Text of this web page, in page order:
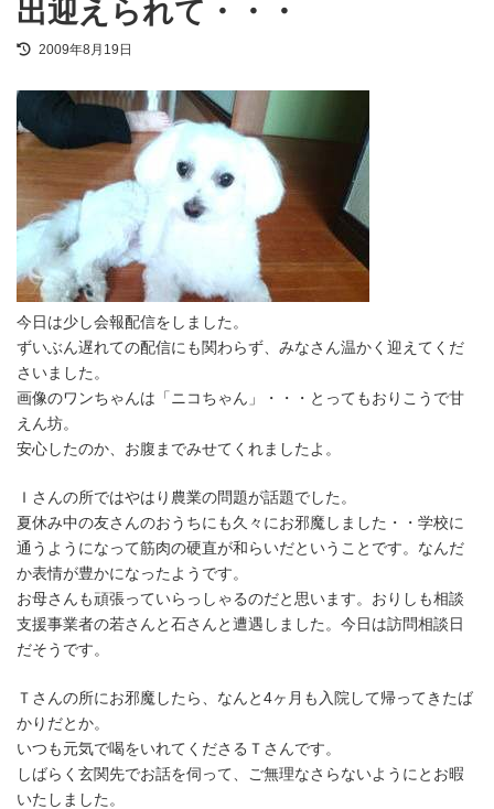
出迎えられて・・・
最
時
2009年8月19日
今日は少し会報配信をしました。
ずいぶん遅れての配信にも関わらず、みなさん温かく迎えてくだ
さいました。
画像のワンちゃんは「ニコちゃん」・・・とってもおりこうで甘
えん坊。
安心したのか、お腹までみせてくれましたよ。
Ｉさんの所ではやはり農業の問題が話題でした。
夏休み中の友さんのおうちにも久々にお邪魔しました・・学校に
通うようになって筋肉の硬直が和らいだということです。なんだ
か表情が豊かになったようです。
お母さんも頑張っていらっしゃるのだと思います。おりしも相談
支援事業者の若さんと石さんと遭遇しました。今日は訪問相談日
だそうです。
Ｔさんの所にお邪魔したら、なんと4ヶ月も入院して帰ってきたば
かりだとか。
いつも元気で喝をいれてくださるＴさんです。
しばらく玄関先でお話を伺って、ご無理なさらないようにとお暇
いたしました。